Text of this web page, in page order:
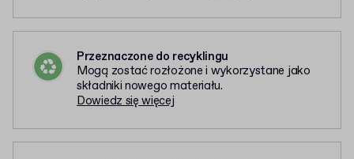
Przeznaczone do recyklingu
Mogą zostać rozłożone i wykorzystane jako
składniki nowego materiału.
Dowiedz się więcej